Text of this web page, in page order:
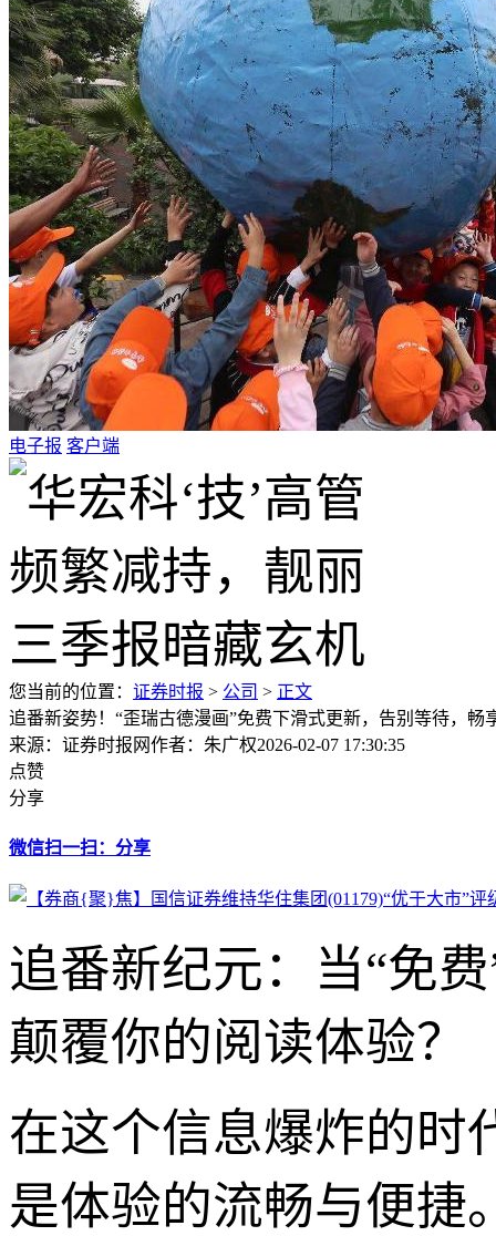
电子报 客户端
您当前的位置： 证券时报 > 公司 > 正文
追番新姿势！“歪瑞古德漫画”免费下滑式更新，告别等待，畅
来源：证券时报网作者：朱广权2026-02-07 17:30:35
点赞
分享
微信扫一扫：分享
追番新纪元：当“免
颠覆你的阅读体验？
在这个信息爆炸的时
是体验的流畅与便捷